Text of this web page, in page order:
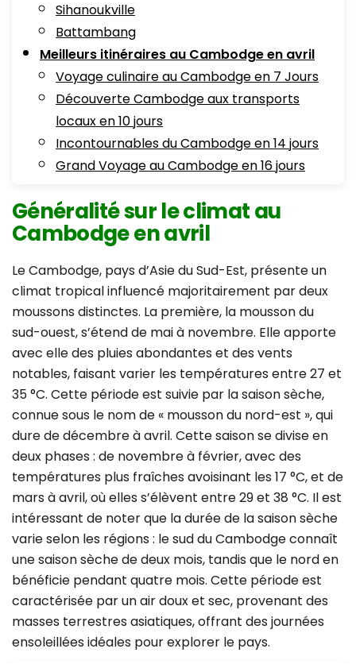
Sihanoukville
Battambang
Meilleurs itinéraires au Cambodge en avril
Voyage culinaire au Cambodge en 7 Jours
Découverte Cambodge aux transports
locaux en 10 jours
Incontournables du Cambodge en 14 jours
Grand Voyage au Cambodge en 16 jours
Généralité sur le climat au
Cambodge en avril
Le Cambodge, pays d’Asie du Sud-Est, présente un
climat tropical influencé majoritairement par deux
moussons distinctes. La première, la mousson du
sud-ouest, s’étend de mai à novembre. Elle apporte
avec elle des pluies abondantes et des vents
notables, faisant varier les températures entre 27 et
35 °C. Cette période est suivie par la saison sèche,
connue sous le nom de « mousson du nord-est », qui
dure de décembre à avril. Cette saison se divise en
deux phases : de novembre à février, avec des
températures plus fraîches avoisinant les 17 °C, et de
mars à avril, où elles s’élèvent entre 29 et 38 °C. Il est
intéressant de noter que la durée de la saison sèche
varie selon les régions : le sud du Cambodge connaît
une saison sèche de deux mois, tandis que le nord en
bénéficie pendant quatre mois. Cette période est
caractérisée par un air doux et sec, provenant des
masses terrestres asiatiques, offrant des journées
ensoleillées idéales pour explorer le pays.